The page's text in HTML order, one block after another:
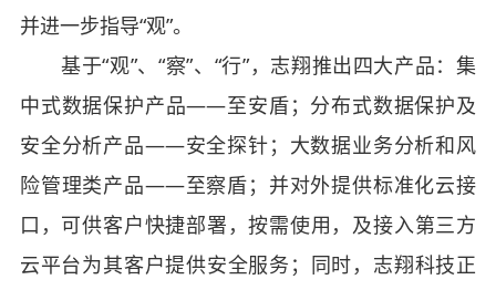
并进一步指导“观”。
基于“观”、“察”、“行”，志翔推出四大产品：集
中式数据保护产品――至安盾；分布式数据保护及
安全分析产品――安全探针；大数据业务分析和风
险管理类产品――至察盾；并对外提供标准化云接
口，可供客户快捷部署，按需使用，及接入第三方
云平台为其客户提供安全服务；同时，志翔科技正